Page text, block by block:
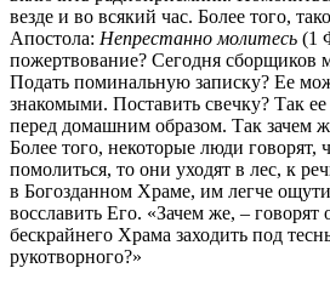
везде и во всякий час. Более того,
Апостола: Непрестанно молитесь (1
пожертвование? Сегодня сборщиков
Подать поминальную записку? Ее
знакомыми. Поставить свечку? Так
перед домашним образом. Так зачем
Более того, некоторые люди говорят,
помолиться, то они уходят в лес, к
в Богозданном Храме, им легче
восславить Его. «Зачем же, – говорят
бескрайнего Храма заходить под
рукотворного?»